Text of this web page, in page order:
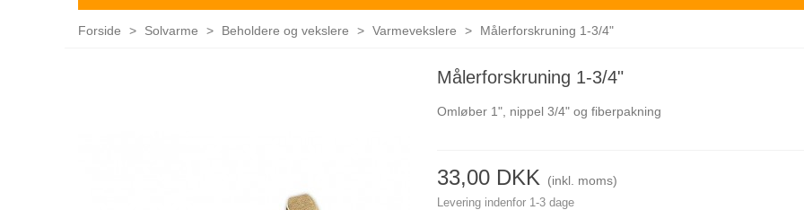
Forside > Solvarme > Beholdere og vekslere > Varmevekslere > Målerforskruning 1-3/4"
Målerforskruning 1-3/4"
Omløber 1", nippel 3/4" og fiberpakning
33,00 DKK (inkl. moms)
Levering indenfor 1-3 dage